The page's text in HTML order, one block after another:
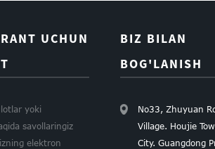
UCHUN
yoki
savollaringiz
elektron
BIZ BILAN
BOG'LANISH
No33, Zhuyuan
Village. Houjie
City. Guangdong